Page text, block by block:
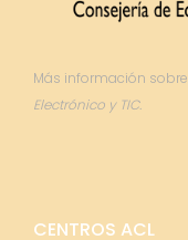
Más información sobre
Electrónico y TIC.
CENTROS ACL